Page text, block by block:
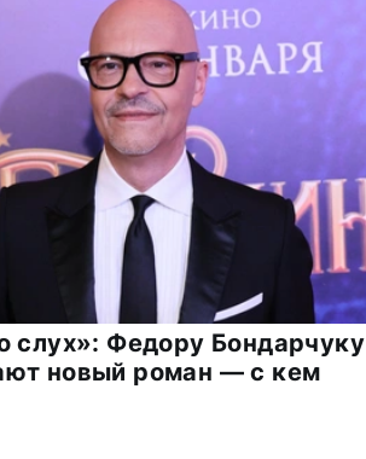
слух»: Федору Бондарчуку
новый роман — с кем